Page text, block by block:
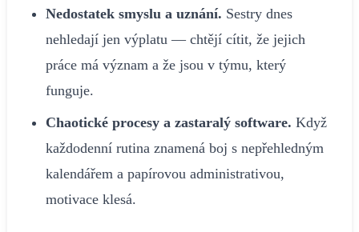
Nedostatek smyslu a uznání. Sestry dnes
nehledají jen výplatu — chtějí cítit, že jejich
práce má význam a že jsou v týmu, který
funguje.
Chaotické procesy a zastaralý software. Když
každodenní rutina znamená boj s nepřehledným
kalendářem a papírovou administrativou,
motivace klesá.